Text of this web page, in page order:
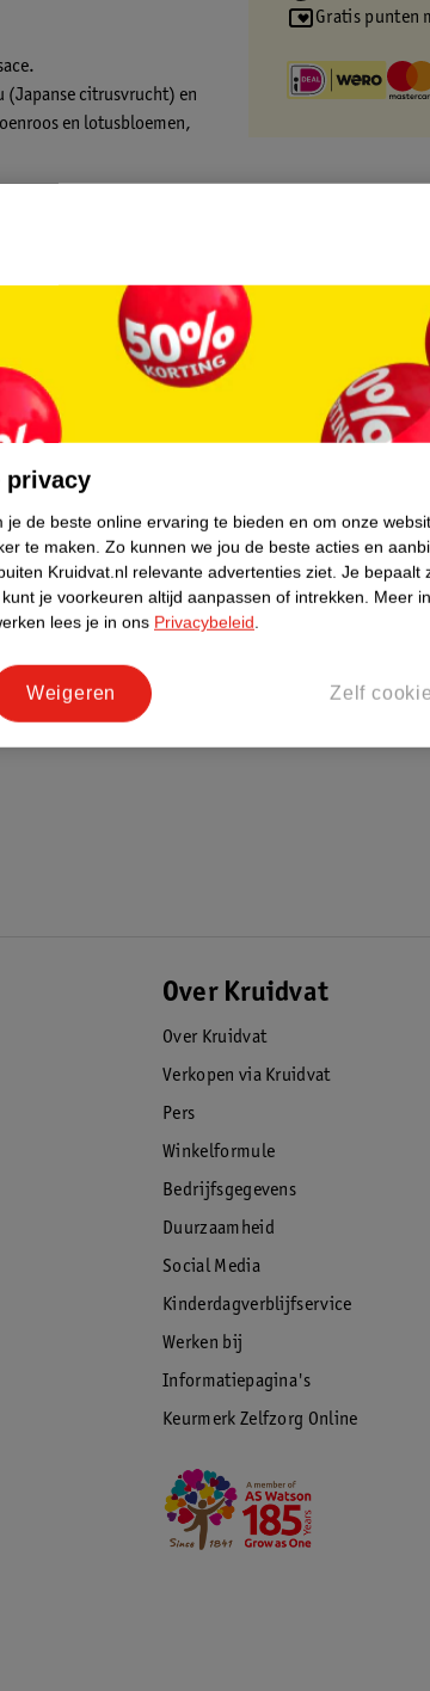
(Japanse citrusvrucht) en
en lotusbloemen,
Gratis punten
Over Kruidvat
Over Kruidvat
Verkopen via Kruidvat
Pers
Winkelformule
Bedrijfsgegevens
Duurzaamheid
Social Media
Kinderdagverblijfservice
Werken bij
Informatiepagina's
Keurmerk Zelfzorg Online
privacy
je de beste online ervaring te bieden en om onze
te maken. Zo kunnen we jou de beste acties en
Kruidvat.nl relevante advertenties ziet. Je bepaalt
je voorkeuren altijd aanpassen of intrekken. Meer
lees je in ons Privacybeleid.
Zelf
Weigeren